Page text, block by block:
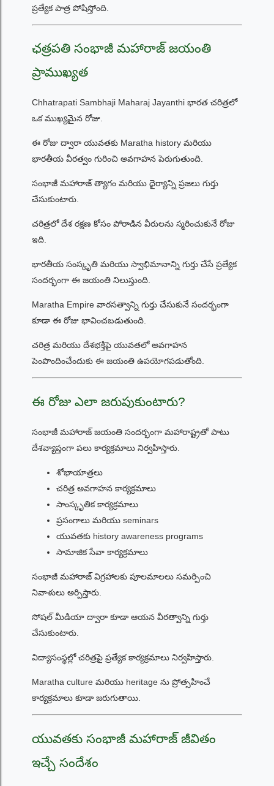
ప్రత్యేక పాత్ర పోషిస్తోంది.
ఛత్రపతి సంభాజీ మహారాజ్ జయంతి
ప్రాముఖ్యత
Chhatrapati Sambhaji Maharaj Jayanthi భారత చరిత్రలో
ఒక ముఖ్యమైన రోజు.
ఈ రోజు ద్వారా యువతకు Maratha history మరియు
భారతీయ వీరత్వం గురించి అవగాహన పెరుగుతుంది.
సంభాజీ మహారాజ్ త్యాగం మరియు ధైర్యాన్ని ప్రజలు గుర్తు
చేసుకుంటారు.
చరిత్రలో దేశ రక్షణ కోసం పోరాడిన వీరులను స్మరించుకునే రోజు
ఇది.
భారతీయ సంస్కృతి మరియు స్వాభిమానాన్ని గుర్తు చేసే ప్రత్యేక
సందర్భంగా ఈ జయంతి నిలుస్తుంది.
Maratha Empire వారసత్వాన్ని గుర్తు చేసుకునే సందర్భంగా
కూడా ఈ రోజు భావించబడుతుంది.
చరిత్ర మరియు దేశభక్తిపై యువతలో అవగాహన
పెంపొందించేందుకు ఈ జయంతి ఉపయోగపడుతోంది.
ఈ రోజు ఎలా జరుపుకుంటారు?
సంభాజీ మహారాజ్ జయంతి సందర్భంగా మహారాష్ట్రతో పాటు
దేశవ్యాప్తంగా పలు కార్యక్రమాలు నిర్వహిస్తారు.
శోభాయాత్రలు
చరిత్ర అవగాహన కార్యక్రమాలు
సాంస్కృతిక కార్యక్రమాలు
ప్రసంగాలు మరియు seminars
యువతకు history awareness programs
సామాజిక సేవా కార్యక్రమాలు
సంభాజీ మహారాజ్ విగ్రహాలకు పూలమాలలు సమర్పించి
నివాళులు అర్పిస్తారు.
సోషల్ మీడియా ద్వారా కూడా ఆయన వీరత్వాన్ని గుర్తు
చేసుకుంటారు.
విద్యాసంస్థల్లో చరిత్రపై ప్రత్యేక కార్యక్రమాలు నిర్వహిస్తారు.
Maratha culture మరియు heritage ను ప్రోత్సహించే
కార్యక్రమాలు కూడా జరుగుతాయి.
యువతకు సంభాజీ మహారాజ్ జీవితం
ఇచ్చే సందేశం